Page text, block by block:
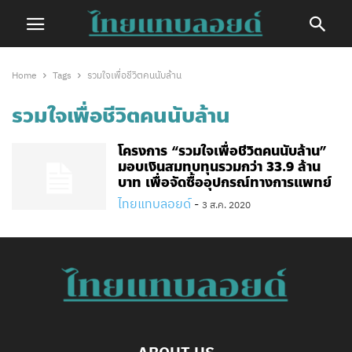
Home Tags รวมใจเพื่อชีวิตคนนับล้าน
รวมใจเพื่อชีวิตคนนับล้าน
โครงการ “รวมใจเพื่อชีวิตคนนับล้าน”
มอบเงินสมทบทุนรวมกว่า 33.9 ล้าน
บาท เพื่อจัดซื้ออุปกรณ์ทางการแพทย์
ไทยแทบลอยด์ - 3 ส.ค. 2020